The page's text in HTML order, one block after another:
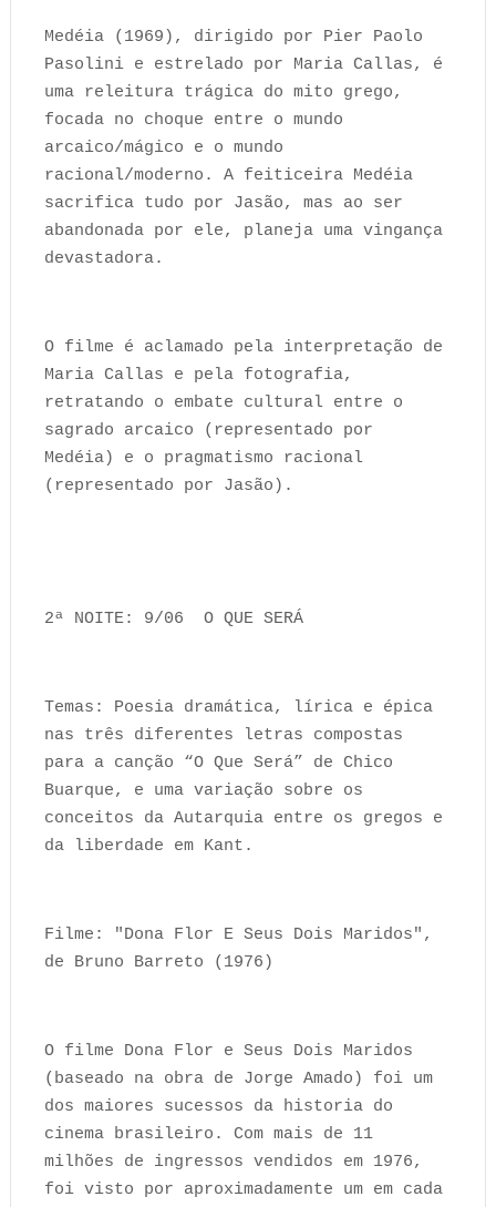
Medéia (1969), dirigido por Pier Paolo
Pasolini e estrelado por Maria Callas, é
uma releitura trágica do mito grego,
focada no choque entre o mundo
arcaico/mágico e o mundo
racional/moderno. A feiticeira Medéia
sacrifica tudo por Jasão, mas ao ser
abandonada por ele, planeja uma vingança
devastadora.
O filme é aclamado pela interpretação de
Maria Callas e pela fotografia,
retratando o embate cultural entre o
sagrado arcaico (representado por
Medéia) e o pragmatismo racional
(representado por Jasão).
2ª NOITE: 9/06 O QUE SERÁ
Temas: Poesia dramática, lírica e épica
nas três diferentes letras compostas
para a canção “O Que Será” de Chico
Buarque, e uma variação sobre os
conceitos da Autarquia entre os gregos e
da liberdade em Kant.
Filme: "Dona Flor E Seus Dois Maridos",
de Bruno Barreto (1976)
O filme Dona Flor e Seus Dois Maridos
(baseado na obra de Jorge Amado) foi um
dos maiores sucessos da historia do
cinema brasileiro. Com mais de 11
milhões de ingressos vendidos em 1976,
foi visto por aproximadamente um em cada